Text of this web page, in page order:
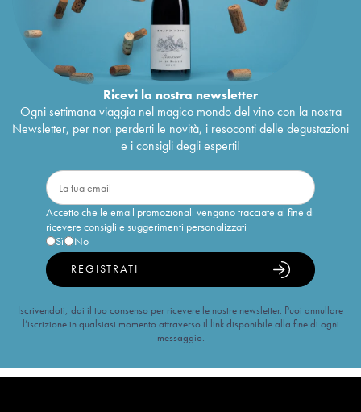
Ricevi la nostra newsletter
Ogni settimana viaggia nel magico mondo del vino con la nostra
Newsletter, per non perderti le novità, i resoconti delle degustazioni
e i consigli degli esperti!
Accetto che le email promozionali vengano tracciate al fine di
ricevere consigli e suggerimenti personalizzati
Sì
No
REGISTRATI
Iscrivendoti, dai il tuo consenso per ricevere le nostre newsletter. Puoi annullare
l’iscrizione in qualsiasi momento attraverso il link disponibile alla fine di ogni
messaggio.